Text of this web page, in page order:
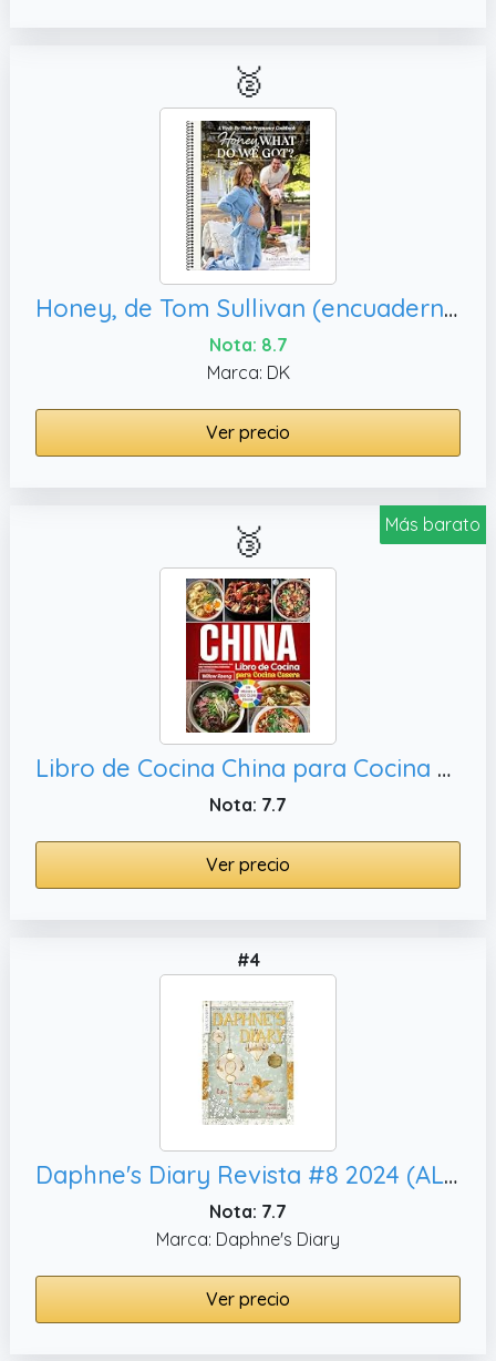
🥈
Honey, de Tom Sullivan (encuadernado en espiral)
Nota: 8.7
Marca: DK
Ver precio
Más barato
🥉
Libro de Cocina China para Cocina Casera : 140 Recetas Regionales con Imágenes a Todo Color – Comidas Sencillas y Tradicionales de Cocinas Familiares
Nota: 7.7
Ver precio
#4
Daphne's Diary Revista #8 2024 (ALEMÁN) | Libro de trabajo de artesanías creativas | Revista interactiva de diario para la atención plena, viajar | Lleno de inspiración
Nota: 7.7
Marca: Daphne's Diary
Ver precio